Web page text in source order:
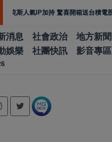
驚喜開箱送台積電股票金補財庫
消息 社會政治 地方新聞
娛樂 社團快訊 影音專區